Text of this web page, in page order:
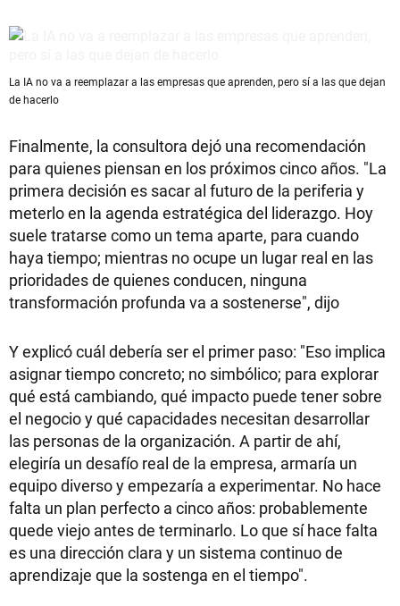
La IA no va a reemplazar a las empresas que aprenden, pero sí a las que dejan
de hacerlo
Finalmente, la consultora dejó una recomendación
para quienes piensan en los próximos cinco años. "La
primera decisión es sacar al futuro de la periferia y
meterlo en la agenda estratégica del liderazgo. Hoy
suele tratarse como un tema aparte, para cuando
haya tiempo; mientras no ocupe un lugar real en las
prioridades de quienes conducen, ninguna
transformación profunda va a sostenerse", dijo
Y explicó cuál debería ser el primer paso: "Eso implica
asignar tiempo concreto; no simbólico; para explorar
qué está cambiando, qué impacto puede tener sobre
el negocio y qué capacidades necesitan desarrollar
las personas de la organización. A partir de ahí,
elegiría un desafío real de la empresa, armaría un
equipo diverso y empezaría a experimentar. No hace
falta un plan perfecto a cinco años: probablemente
quede viejo antes de terminarlo. Lo que sí hace falta
es una dirección clara y un sistema continuo de
aprendizaje que la sostenga en el tiempo".